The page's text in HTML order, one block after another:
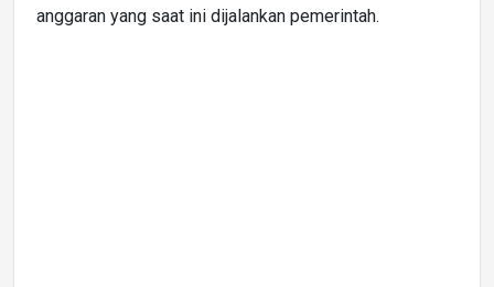
anggaran yang saat ini dijalankan pemerintah.